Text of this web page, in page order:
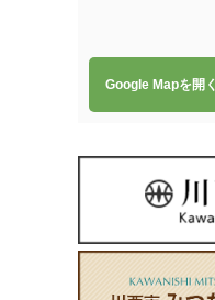
Google Mapを開く